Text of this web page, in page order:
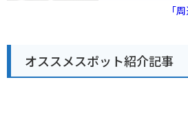
滝や、巨岩が連なる渓谷
然豊かな観光スポットがたくさ
また、地元産の猪肉を使
「
オススメスポット紹介記事